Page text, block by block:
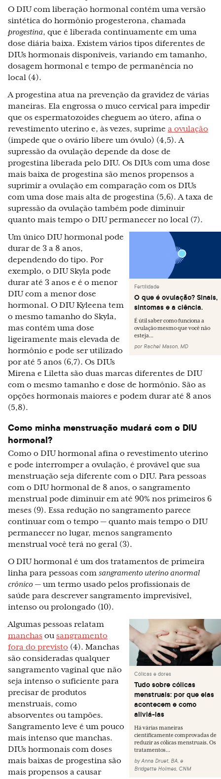
O DIU com liberação hormonal contém uma versão
sintética do hormônio progesterona, chamada
progestina, que é liberada continuamente em uma
dose diária baixa. Existem vários tipos diferentes de
DIUs hormonais disponíveis, variando em tamanho,
dosagem hormonal e tempo de permanência no
local (4).
A progestina atua na prevenção da gravidez de várias
maneiras. Ela engrossa o muco cervical para impedir
que os espermatozoides cheguem ao útero, afina o
revestimento uterino e, às vezes, suprime a ovulação
(impede que o ovário libere um óvulo) (4,5). A
supressão da ovulação depende da dose de
progestina liberada pelo DIU. Os DIUs com uma dose
mais baixa de progestina são menos propensos a
suprimir a ovulação em comparação com os DIUs
com uma dose mais alta de progestina (5,6). A taxa de
supressão da ovulação também pode diminuir
quanto mais tempo o DIU permanecer no local (7).
Fertilidade
O que é ovulação? Sinais,
sintomas e a ciência.
É útil saber como funciona a
ovulação mesmo que você não
esteja...
por Rachel Mason, MD
Um único DIU hormonal pode
durar de 3 a 8 anos,
dependendo do tipo. Por
exemplo, o DIU Skyla pode
durar até 3 anos e é o menor
DIU com a menor dose
hormonal. O DIU Kyleena tem
o mesmo tamanho do Skyla,
mas contém uma dose
ligeiramente mais elevada de
hormônio e pode ser utilizado
por até 5 anos (6,7). Os DIUs
Mirena e Liletta são duas marcas diferentes de DIU
com o mesmo tamanho e dose de hormônio. São as
opções hormonais maiores e podem durar até 8 anos
(5,8).
Como minha menstruação mudará com o DIU
hormonal?
Como o DIU hormonal afina o revestimento uterino
e pode interromper a ovulação, é provável que sua
menstruação seja diferente com o DIU. Para pessoas
com o DIU hormonal de 8 anos, o sangramento
menstrual pode diminuir em até 90% nos primeiros 6
meses (9). Essa redução no sangramento parece
continuar com o tempo — quanto mais tempo o DIU
permanecer no lugar, menos sangramento
menstrual você terá no geral (3).
O DIU hormonal é um dos tratamentos de primeira
linha para pessoas com sangramento uterino anormal
crônico — um termo usado pelos profissionais de
saúde para descrever sangramento imprevisível,
intenso ou prolongado (10).
Cólicas e dores
Tudo sobre cólicas
menstruais: por que elas
acontecem e como
aliviá-las
Há várias maneiras
cientificamente comprovadas de
reduzir as cólicas menstruais. Os
tratamentos...
byAnna Druet, BA, e
Bridgette Holmes, CNM
Algumas pessoas relatam
manchas ou sangramento
fora do previsto (4). Manchas
são consideradas qualquer
sangramento vaginal que não
seja intenso o suficiente para
precisar de produtos
menstruais, como
absorventes ou tampões.
Sangramento leve é um pouco
mais intenso que manchas.
DIUs hormonais com doses
mais baixas de progestina são
mais propensos a causar